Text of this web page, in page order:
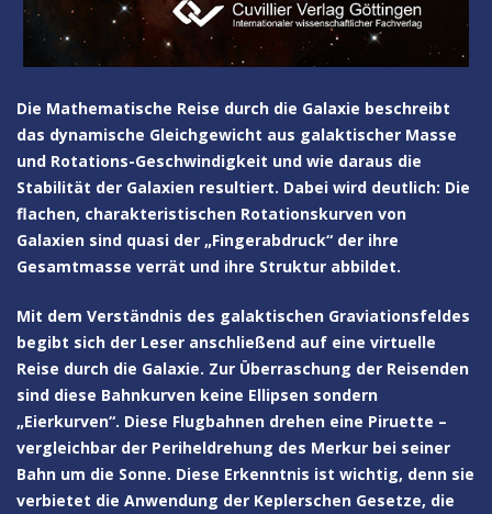
Die Mathematische Reise durch die Galaxie beschreibt
das dynamische Gleichgewicht aus galaktischer Masse
und Rotations-Geschwindigkeit und wie daraus die
Stabilität der Galaxien resultiert. Dabei wird deutlich: Die
flachen, charakteristischen Rotationskurven von
Galaxien sind quasi der „Fingerabdruck“ der ihre
Gesamtmasse verrät und ihre Struktur abbildet.
Mit dem Verständnis des galaktischen Graviationsfeldes
begibt sich der Leser anschließend auf eine virtuelle
Reise durch die Galaxie. Zur Überraschung der Reisenden
sind diese Bahnkurven keine Ellipsen sondern
„Eierkurven“. Diese Flugbahnen drehen eine Piruette –
vergleichbar der Periheldrehung des Merkur bei seiner
Bahn um die Sonne. Diese Erkenntnis ist wichtig, denn sie
verbietet die Anwendung der Keplerschen Gesetze, die